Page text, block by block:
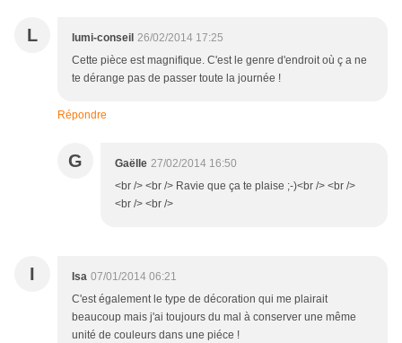
L lumi-conseil 26/02/2014 17:25
Cette pièce est magnifique. C'est le genre d'endroit où ç a ne
te dérange pas de passer toute la journée !
Répondre
G Gaëlle 27/02/2014 16:50
<br /> <br /> Ravie que ça te plaise ;-)<br /> <br />
<br /> <br />
I Isa 07/01/2014 06:21
C'est également le type de décoration qui me plairait
beaucoup mais j'ai toujours du mal à conserver une même
unité de couleurs dans une piéce !